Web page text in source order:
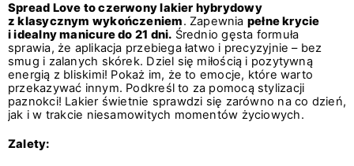
Spread Love to czerwony lakier hybrydowy
z klasycznym wykończeniem. Zapewnia pełne krycie
i idealny manicure do 21 dni. Średnio gęsta formuła
sprawia, że aplikacja przebiega łatwo i precyzyjnie – bez
smug i zalanych skórek. Dziel się miłością i pozytywną
energią z bliskimi! Pokaż im, że to emocje, które warto
przekazywać innym. Podkreśl to za pomocą stylizacji
paznokci! Lakier świetnie sprawdzi się zarówno na co dzień,
jak i w trakcie niesamowitych momentów życiowych.
Zalety: